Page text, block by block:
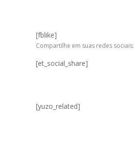
[fblike]
Compartilhe em suas redes sociais:
[et_social_share]
[yuzo_related]